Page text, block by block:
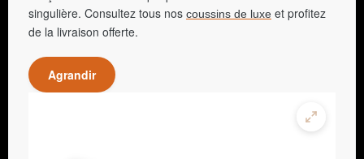
singulière. Consultez tous nos coussins de luxe et profitez
de la livraison offerte.
Agrandir